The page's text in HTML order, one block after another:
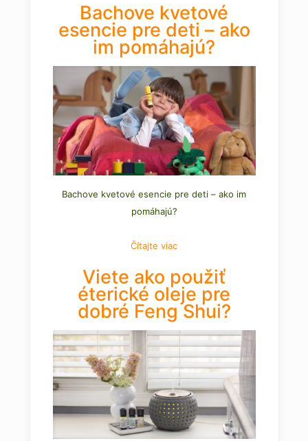
Bachove kvetové
esencie pre deti – ako
im pomáhajú?
Bachove kvetové esencie pre deti – ako im
pomáhajú?
Čítajte viac
Viete ako použiť
éterické oleje pre
dobré Feng Shui?